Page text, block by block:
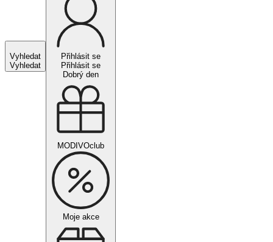
Vyhledat
Vyhledat
Přihlásit se
Přihlásit se
Dobrý den
MODIVOclub
Moje akce